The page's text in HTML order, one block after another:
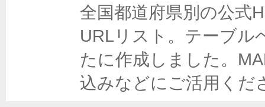
全国都道府県別の公式
URLリスト。テーブル
たに作成しました。
込みなどにご活用くだ